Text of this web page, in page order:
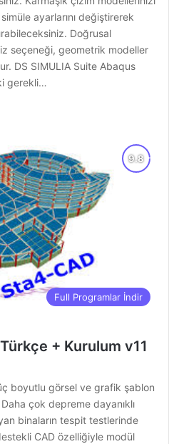
ayarlarını değiştirerek
Doğrusal
seçeneği, geometrik modeller
DS SIMULIA Suite Abaqus
gerekli…
Full Programlar İndir
+ Kurulum v11
boyutlu görsel ve grafik şablon
çok depreme dayanıklı
binaların tespit testlerinde
CAD özelliğiyle modül